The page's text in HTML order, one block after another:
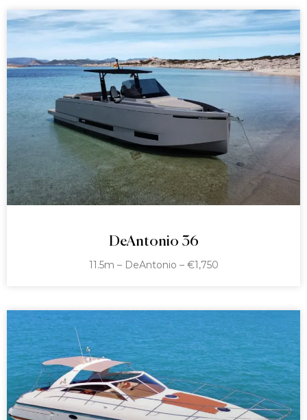
DeAntonio 36
11.5m – DeAntonio – €1,750